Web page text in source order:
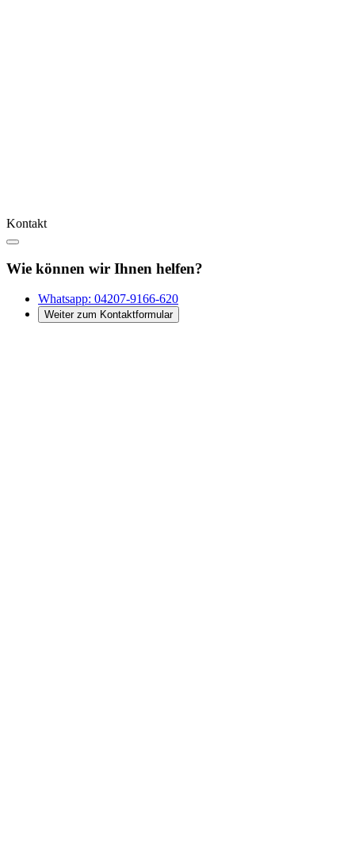
Kontakt
Wie können wir Ihnen helfen?
Whatsapp: 04207-9166-620